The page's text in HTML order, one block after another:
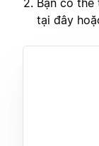
tại đây